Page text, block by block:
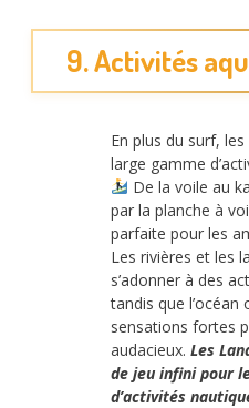
9. Activités
En plus du surf,
large gamme
De la voile au
par la planche à
parfaite pour les
Les rivières et les
s’adonner à des
tandis que l’océan
sensations fortes
audacieux. Les
de jeu infini pour
d’activités